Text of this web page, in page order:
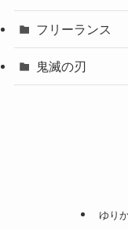
フリーランス
鬼滅の刃
ゆり